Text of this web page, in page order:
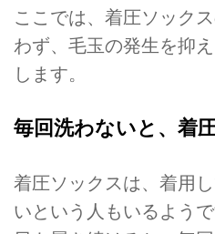
ここでは、着圧ソック
わず、毛玉の発生を抑
します。
毎回洗わないと、着
着圧ソックスは、着用
いという⼈もいるよう